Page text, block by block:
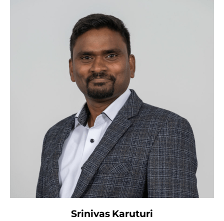
Srinivas Karuturi